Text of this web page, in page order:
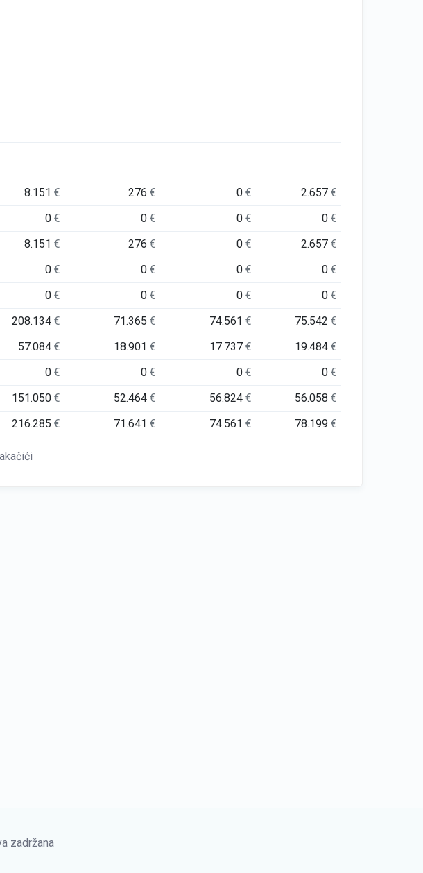
8.151€ 276€ 0€ 2.657€
0€ 0€ 0€ 0€
8.151€ 276€ 0€ 2.657€
0€ 0€ 0€ 0€
0€ 0€ 0€ 0€
208.134€ 71.365€ 74.561€ 75.542€
57.084€ 18.901€ 17.737€ 19.484€
0€ 0€ 0€ 0€
151.050€ 52.464€ 56.824€ 56.058€
216.285€ 71.641€ 74.561€ 78.199€
zadržana